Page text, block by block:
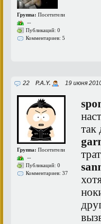
Группа: Посетители
--
Публикаций: 0
Комментариев: 5
22 P.A.Y. 19 июня
Группа: Посетители
--
Публикаций: 0
Комментариев: 37